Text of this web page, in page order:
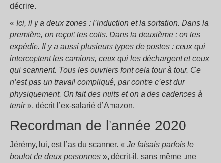
décrire.
« Ici, il y a deux zones : l’induction et la sortation. Dans la
première, on reçoit les colis. Dans la deuxième : on les
expédie. Il y a aussi plusieurs types de postes : ceux qui
interceptent les camions, ceux qui les déchargent et ceux
qui scannent. Tous les ouvriers font cela tour à tour. Ce
n’est pas un travail compliqué, par contre c’est dur
physiquement. On fait des nuits et on a des cadences à
tenir», décrit l’ex-salarié d’Amazon.
Recordman de l’année 2020
Jérémy, lui, est l’as du scanner. « Je faisais parfois le
boulot de deux personnes », décrit-il, sans même une